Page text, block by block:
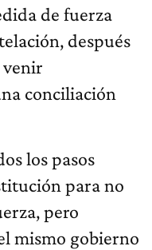
de fuerza
después
venir
conciliación
los pasos
para no
pero
mismo gobierno